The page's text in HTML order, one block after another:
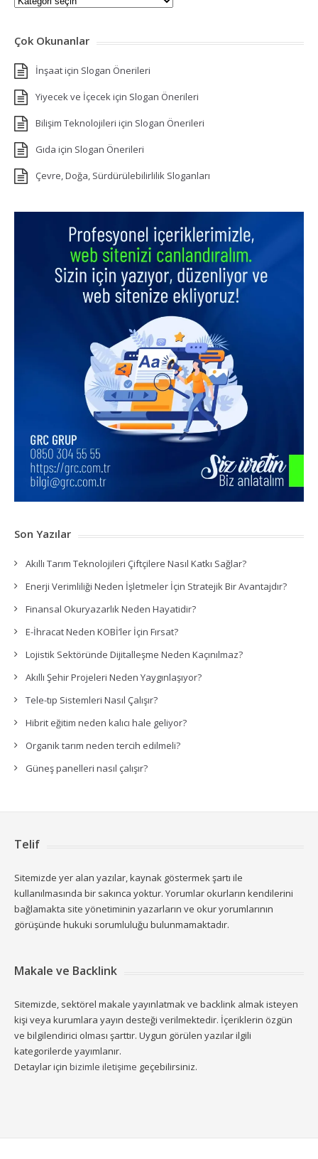
Çok Okunanlar
İnşaat için Slogan Önerileri
Yiyecek ve İçecek için Slogan Önerileri
Bilişim Teknolojileri için Slogan Önerileri
Gıda için Slogan Önerileri
Çevre, Doğa, Sürdürülebilirlilik Sloganları
Son Yazılar
Akıllı Tarım Teknolojileri Çiftçilere Nasıl Katkı Sağlar?
Enerji Verimliliği Neden İşletmeler İçin Stratejik Bir Avantajdır?
Finansal Okuryazarlık Neden Hayatidir?
E-İhracat Neden KOBİ’ler İçin Fırsat?
Lojistik Sektöründe Dijitalleşme Neden Kaçınılmaz?
Akıllı Şehir Projeleri Neden Yaygınlaşıyor?
Tele-tıp Sistemleri Nasıl Çalışır?
Hibrit eğitim neden kalıcı hale geliyor?
Organik tarım neden tercih edilmeli?
Güneş panelleri nasıl çalışır?
Telif
Sitemizde yer alan yazılar, kaynak göstermek şartı ile
kullanılmasında bir sakınca yoktur. Yorumlar okurların kendilerini
bağlamakta site yönetiminin yazarların ve okur yorumlarının
görüşünde hukuki sorumluluğu bulunmamaktadır.
Makale ve Backlink
Sitemizde, sektörel makale yayınlatmak ve backlink almak isteyen
kişi veya kurumlara yayın desteği verilmektedir. İçeriklerin özgün
ve bilgilendirici olması şarttır. Uygun görülen yazılar ilgili
kategorilerde yayımlanır.
Detaylar için bizimle iletişime geçebilirsiniz.